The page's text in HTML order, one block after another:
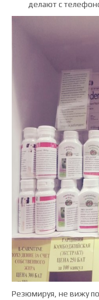
делают с
Резюмируя, не вижу